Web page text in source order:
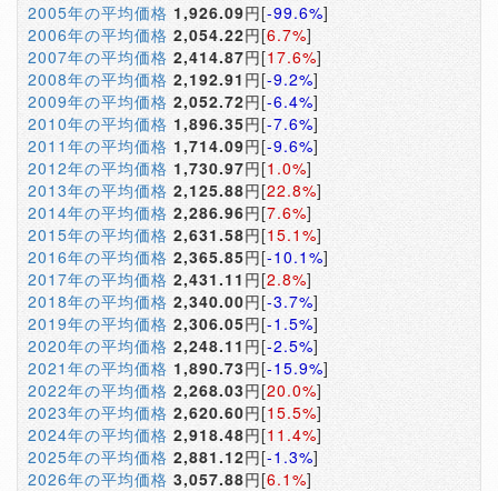
2005年の平均価格 1,926.09円[-99.6%]
2006年の平均価格 2,054.22円[6.7%]
2007年の平均価格 2,414.87円[17.6%]
2008年の平均価格 2,192.91 円[-9.2%]
2009年の平均価格 2,052.72円[-6.4%]
2010年の平均価格 1,896.35円[-7.6%]
2011年の平均価格 1,714.09円[-9.6%]
2012年の平均価格 1,730.97円[1.0%]
2013年の平均価格 2,125.88円[22.8%]
2014年の平均価格 2,286.96円[7.6%]
2015年の平均価格 2,631.58円[15.1%]
2016年の平均価格 2,365.85円[-10.1%]
2017年の平均価格 2,431.11 円[2.8%]
2018年の平均価格 2,340.00円[-3.7%]
2019年の平均価格 2,306.05円[-1.5%]
2020年の平均価格 2,248.11 円[-2.5%]
2021年の平均価格 1,890.73円[-15.9%]
2022年の平均価格 2,268.03円[20.0%]
2023年の平均価格 2,620.60円[15.5%]
2024年の平均価格 2,918.48円[11.4%]
2025年の平均価格 2,881.12円[-1.3%]
2026年の平均価格 3,057.88円[6.1%]